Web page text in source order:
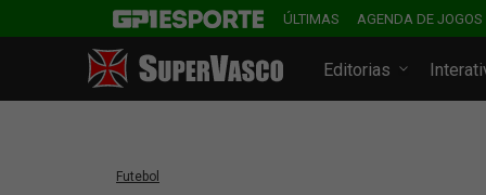
ÚLTIMAS AGENDA DE JOGOS
Editorias
Futebol